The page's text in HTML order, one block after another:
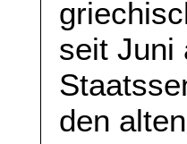
seit Juni
den